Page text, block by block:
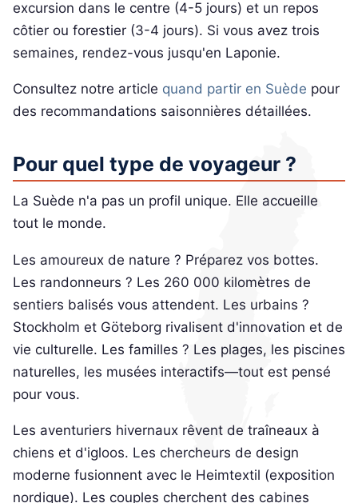
excursion dans le centre (4-5 jours) et un repos
côtier ou forestier (3-4 jours). Si vous avez trois
semaines, rendez-vous jusqu'en Laponie.
Consultez notre article quand partir en Suède pour
des recommandations saisonnières détaillées.
Pour quel type de voyageur ?
La Suède n'a pas un profil unique. Elle accueille
tout le monde.
Les amoureux de nature ? Préparez vos bottes.
Les randonneurs ? Les 260 000 kilomètres de
sentiers balisés vous attendent. Les urbains ?
Stockholm et Göteborg rivalisent d'innovation et de
vie culturelle. Les familles ? Les plages, les piscines
naturelles, les musées interactifs—tout est pensé
pour vous.
Les aventuriers hivernaux rêvent de traîneaux à
chiens et d'igloos. Les chercheurs de design
moderne fusionnent avec le Heimtextil (exposition
nordique). Les couples cherchent des cabines